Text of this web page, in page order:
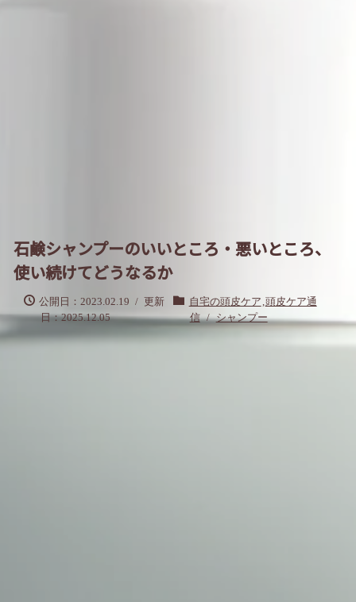
石鹸シャンプーのいいところ・悪いところ、
使い続けてどうなるか
公開日：2023.02.19 /更新
日：2025.12.05
自宅の頭皮ケア 頭皮ケア通
信/シャンプー